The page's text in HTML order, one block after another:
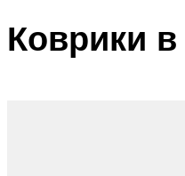
Коврики